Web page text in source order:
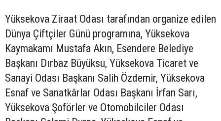
Yüksekova Ziraat Odası tarafından organize edilen
Dünya Çiftçiler Günü programına, Yüksekova
Kaymakamı Mustafa Akın, Esendere Belediye
Başkanı Dırbaz Büyüksu, Yüksekova Ticaret ve
Sanayi Odası Başkanı Salih Özdemir, Yüksekova
Esnaf ve Sanatkârlar Odası Başkanı İrfan Sarı,
Yüksekova Şoförler ve Otomobilciler Odası